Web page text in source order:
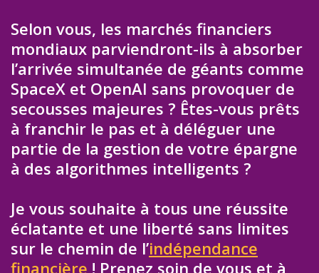
Selon vous, les marchés financiers
mondiaux parviendront-ils à absorber
l’arrivée simultanée de géants comme
SpaceX et OpenAI sans provoquer de
secousses majeures ? Êtes-vous prêts
à franchir le pas et à déléguer une
partie de la gestion de votre épargne
à des algorithmes intelligents ?
Je vous souhaite à tous une réussite
éclatante et une liberté sans limites
sur le chemin de l’indépendance
financière ! Prenez soin de vous et à